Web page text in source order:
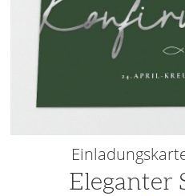
Eleganter